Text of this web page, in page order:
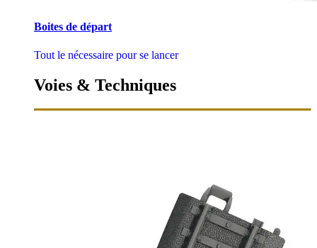
Boites de départ
Tout le nécessaire pour se lancer
Voies & Techniques